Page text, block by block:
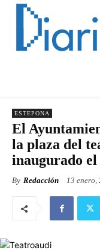
ESTEPONA
El
la plaza del
inaugurado
By Redacción 13 enero,